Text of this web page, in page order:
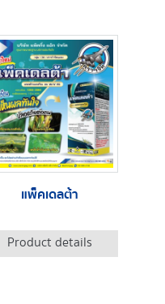
แพ็คเดลต้า
Product details